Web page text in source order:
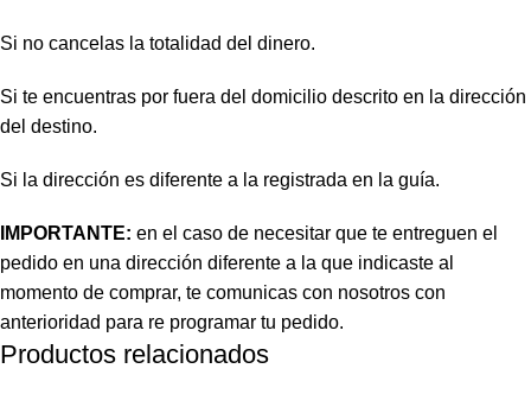
Si no cancelas la totalidad del dinero.
Si te encuentras por fuera del domicilio descrito en la dirección
del destino.
Si la dirección es diferente a la registrada en la guía.
IMPORTANTE: en el caso de necesitar que te entreguen el
pedido en una dirección diferente a la que indicaste al
momento de comprar, te comunicas con nosotros con
anterioridad para re programar tu pedido.
Productos relacionados